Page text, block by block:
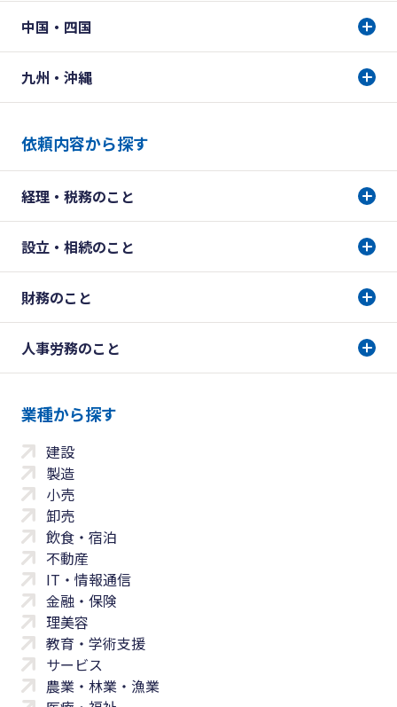
中国・四国
九州・沖縄
依頼内容から探す
経理・税務のこと
設立・相続のこと
財務のこと
人事労務のこと
業種から探す
建設
製造
小売
卸売
飲食・宿泊
不動産
IT・情報通信
金融・保険
理美容
教育・学術支援
サービス
農業・林業・漁業